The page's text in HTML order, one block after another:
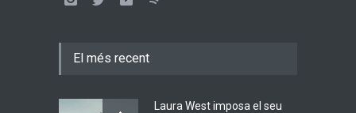
El més recent
Laura West imposa el seu